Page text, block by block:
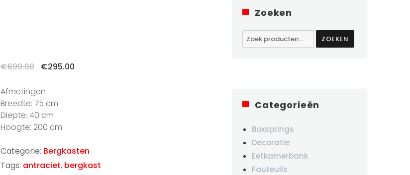
€699.00
Oorspronkelijke
was:
€699.00.
€295.00
Afmetingen
Breedte: 75 cm
Diepte: 40 cm
Hoogte: 200 cm
Categorie: Bergkasten
Tags: antraciet, bergkast
Zoeken
Zoeken
naar:
ZOEKEN
Categorieën
Boxsprings
Decoratie
Eetkamerbank
Fauteuils